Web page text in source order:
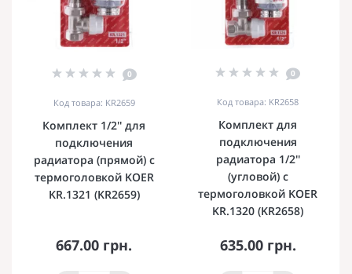
0
Код товара: KR2659
Комплект 1/2'' для
подключения
радиатора (прямой) с
термоголовкой KOER
KR.1321 (KR2659)
667.00 грн.
0
Код товара: KR2658
Комплект для
подключения
радиатора 1/2''
(угловой) с
термоголовкой KOER
KR.1320 (KR2658)
635.00 грн.